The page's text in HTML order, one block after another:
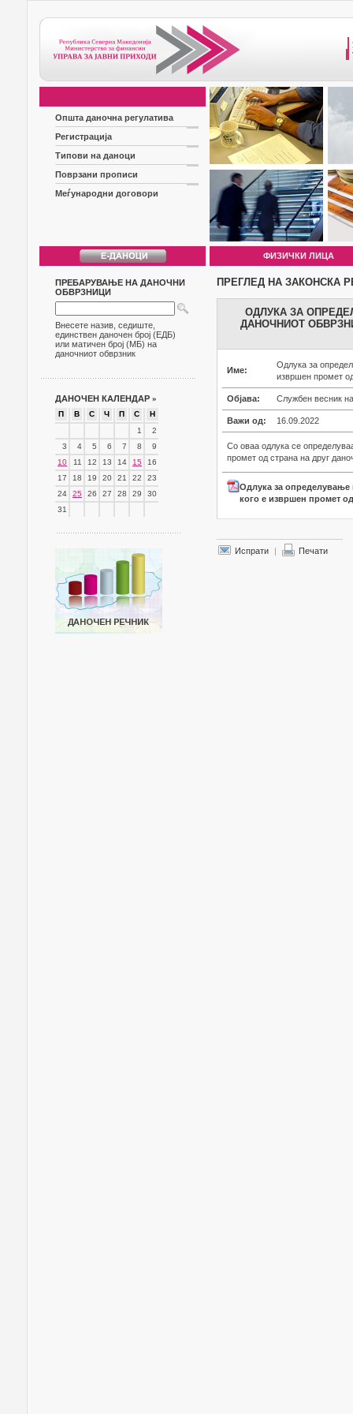
Општа даночна регулатива
Регистрација
Типови на даноци
Поврзани прописи
Меѓународни договори
ФИЗИЧКИ ЛИЦА
ПРЕБАРУВАЊЕ НА ДАНОЧНИ
ОБВРЗНИЦИ
Внесете назив, седиште,
единствен даночен број (ЕДБ)
или матичен број (МБ) на
даночниот обврзник
ДАНОЧЕН КАЛЕНДАР »
П В С Ч П С
Н
1
2
3
4 5 6 7 8
9
10
11 12 13 14 15
16
17
18 19 20 21 22
23
24
25 26 27 28 29
30
31
ПРЕГЛЕД НА ЗАКОНСКА
ОДЛУКА ЗА
ДАНОЧНИОТ
Име:
Одлука за
извршен промет
Објава: Службен весник
Важи од: 16.09.2022
Co оваа одлука се
промет од страна на друг
Одлука за определување
кого е извршен промет
Испрати | Печати